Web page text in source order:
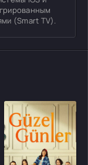
(Smart TV).